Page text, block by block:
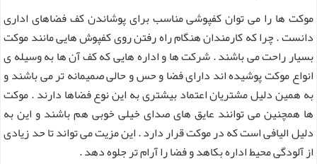
موکت ها را می توان کفپوشی مناسب برای پوشاندن کف فضاهای اداری
دانست . چرا که کارمندان هنگام راه رفتن روی کفپوش هایی مانند موکت
بسیار راحت می باشند . شرکت ها و اداره هایی که کف آن ها به وسیله ی
انواع موکت پوشیده اند دارای فضا و حس و حالی صمیمانه تر می باشند و
به همین دلیل مشتریان اعتماد بیشتری به این نوع فضاها دارند . موکت
ها همچنین می توانند عایق های صدای خیلی خوبی هم باشند و این به
دلیل الیافی است که در موکت قرار دارد . این مزیت می تواند تا حد زیادی
از آلودگی محیط اداره بکاهد و فضا را آرام تر جلوه دهد .